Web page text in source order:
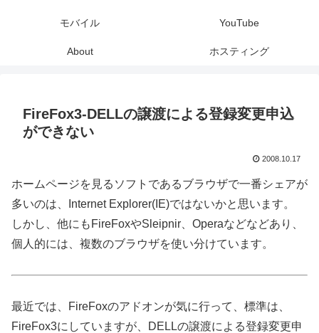
モバイル YouTube
About ホスティング
FireFox3-DELLの譲渡による登録変更申込
ができない
2008.10.17
ホームページを見るソフトであるブラウザで一番シェアが
多いのは、Internet Explorer(IE)ではないかと思います。
しかし、他にもFireFoxやSleipnir、Operaなどなどあり、
個人的には、複数のブラウザを使い分けています。
最近では、FireFoxのアドオンが気に行って、標準は、
FireFox3にしていますが、DELLの譲渡による登録変更申